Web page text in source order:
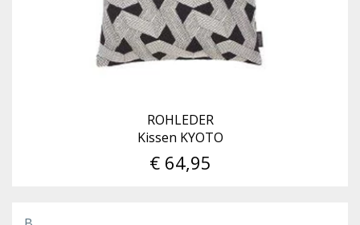
ROHLEDER
Kissen KYOTO
€ 64,95